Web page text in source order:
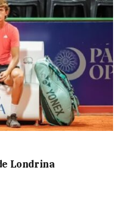
Londrina